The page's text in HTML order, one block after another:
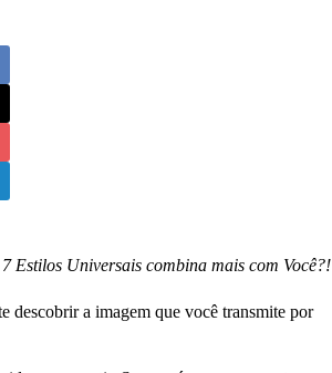
Estilos Universais combina mais com Você?!
descobrir a imagem que você transmite por